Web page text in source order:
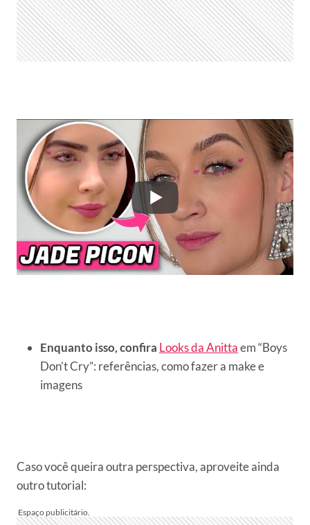
Enquanto isso, confira Looks da Anittaem “Boys
Don’t Cry”: referências, como fazer a make e
imagens
Caso você queira outra perspectiva, aproveite ainda
outro tutorial: